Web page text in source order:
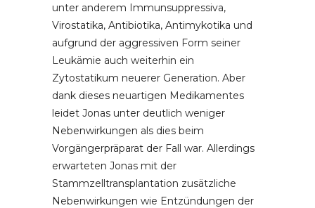
unter anderem Immunsuppressiva,
Virostatika, Antibiotika, Antimykotika und
aufgrund der aggressiven Form seiner
Leukämie auch weiterhin ein
Zytostatikum neuerer Generation. Aber
dank dieses neuartigen Medikamentes
leidet Jonas unter deutlich weniger
Nebenwirkungen als dies beim
Vorgängerpräparat der Fall war. Allerdings
erwarteten Jonas mit der
Stammzelltransplantation zusätzliche
Nebenwirkungen wie Entzündungen der